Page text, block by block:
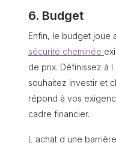
6. Budget
Enfin, le budget joue
sécurité cheminée
de prix. Définissez à
souhaitez investir et
répond à vos
cadre financier.
L achat d une